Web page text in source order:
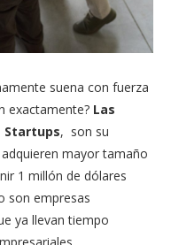
suena con fuerza
exactamente? Las
Startups, son su
mayor tamaño
1 millón de dólares
son empresas
ya llevan tiempo